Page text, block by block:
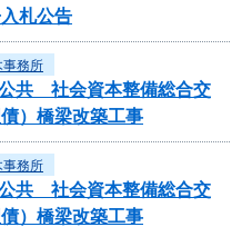
札公告
事務所
公共 社会資本整備総合交
）橋梁改築工事
事務所
公共 社会資本整備総合交
）橋梁改築工事